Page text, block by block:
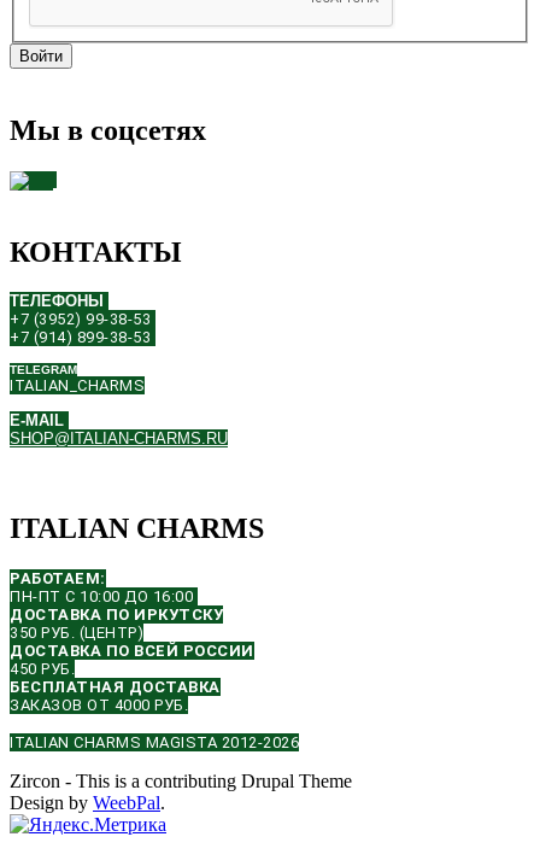
Мы в соцсетях
КОНТАКТЫ
ТЕЛЕФОНЫ
+7 (3952) 99-38-53
+7 (914) 899-38-53
TELEGRAM
ITALIAN_CHARMS
E-MAIL
SHOP@ITALIAN-CHARMS.RU
ITALIAN CHARMS
РАБОТАЕМ:
ПН-ПТ С 10:00 ДО 16:00
ДОСТАВКА ПО ИРКУТСКУ
350 РУБ. (ЦЕНТР)
ДОСТАВКА ПО ВСЕЙ РОССИИ
450 РУБ.
БЕСПЛАТНАЯ ДОСТАВКА
ЗАКАЗОВ ОТ 4000 РУБ.
ITALIAN CHARMS MAGISTA 2012-2026
Zircon - This is a contributing Drupal Theme
Design by WeebPal.